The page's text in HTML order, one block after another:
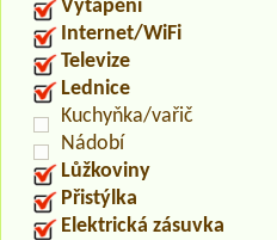
Vytápění
Internet/WiFi
Televize
Lednice
Kuchyňka/vařič
Nádobí
Lůžkoviny
Přistýlka
Elektrická zásuvka